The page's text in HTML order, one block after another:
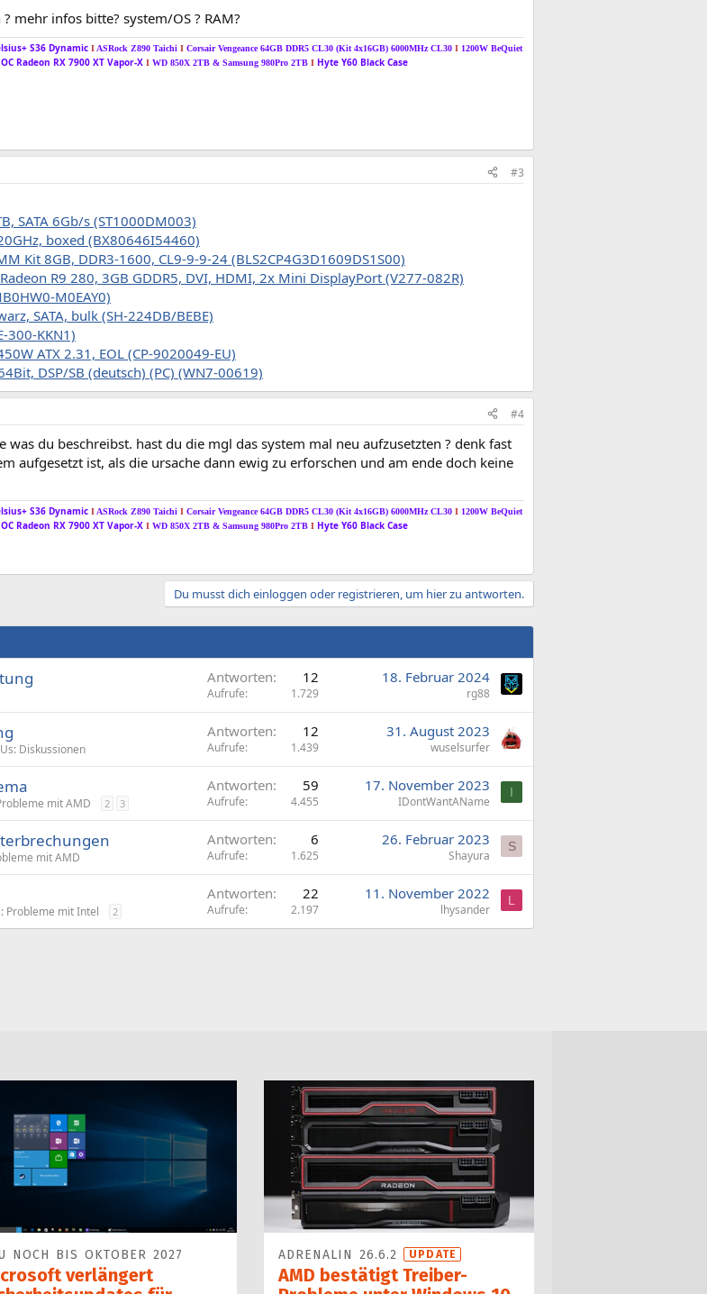
mehr infos bitte? system/OS ? RAM?
S36 Dynamic I ASRock Z890 Taichi I Corsair Vengeance 64GB DDR5 CL30 (Kit 4x16GB) 6000MHz CL30 I 1200W BeQuiet
Radeon RX 7900 XT Vapor-X I WD 850X 2TB & Samsung 980Pro 2TB I Hyte Y60 Black Case
#3
SATA 6Gb/s (ST1000DM003)
boxed (BX80646I54460)
Kit 8GB, DDR3-1600, CL9-9-9-24 (BLS2CP4G3D1609DS1S00)
R9 280, 3GB GDDR5, DVI, HDMI, 2x Mini DisplayPort (V277-082R)
M0EAY0)
SATA, bulk (SH-224DB/BEBE)
300-KKN1)
ATX 2.31, EOL (CP-9020049-EU)
DSP/SB (deutsch) (PC) (WN7-00619)
#4
du beschreibst. hast du die mgl das system mal neu aufzusetzten ? denk fast
aufgesetzt ist, als die ursache dann ewig zu erforschen und am ende doch keine
S36 Dynamic I ASRock Z890 Taichi I Corsair Vengeance 64GB DDR5 CL30 (Kit 4x16GB) 6000MHz CL30 I 1200W BeQuiet
Radeon RX 7900 XT Vapor-X I WD 850X 2TB & Samsung 980Pro 2TB I Hyte Y60 Black Case
Du musst dich einloggen oder registrieren, um hier zu antworten.
Antworten 12
Aufrufe 1.729
18. Februar 2024
rg88
Diskussionen
Antworten 12
Aufrufe 1.439
31. August 2023
wuselsurfer
mit AMD 2 3
Antworten 59
Aufrufe 4.455
17. November 2023
IDontWantAName
I
mit AMD
Antworten 6
Aufrufe 1.625
26. Februar 2023
Shayura
S
Probleme mit Intel 2
Antworten 22
Aufrufe 2.197
11. November 2022
lhysander
L
NOCH BIS OKTOBER 2027
verlängert
ADRENALIN 26.6.2 UPDATE
AMD bestätigt Treiber-